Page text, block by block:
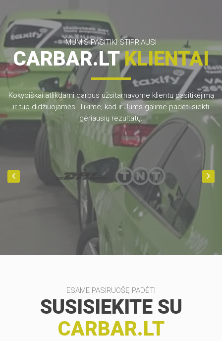
MUMIS PASITIKI STIPRIAUSI
CARBAR.LTKLIENTAI
Kokybiškai atlikdami darbus užsitarnavome klientų pasitikėjimą
ir tuo didžiuojamės. Tikime, kad ir Jums galime padėti siekti
geriausių rezultatų.
ESAME PASIRUOŠĘ PADĖTI
SUSISIEKITE SU
CARBAR.LT